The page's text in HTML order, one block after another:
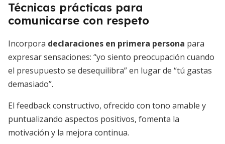
Técnicas prácticas para
comunicarse con respeto
Incorpora declaraciones en primera persona para
expresar sensaciones: “yo siento preocupación cuando
el presupuesto se desequilibra” en lugar de “tú gastas
demasiado”.
El feedback constructivo, ofrecido con tono amable y
puntualizando aspectos positivos, fomenta la
motivación y la mejora continua.